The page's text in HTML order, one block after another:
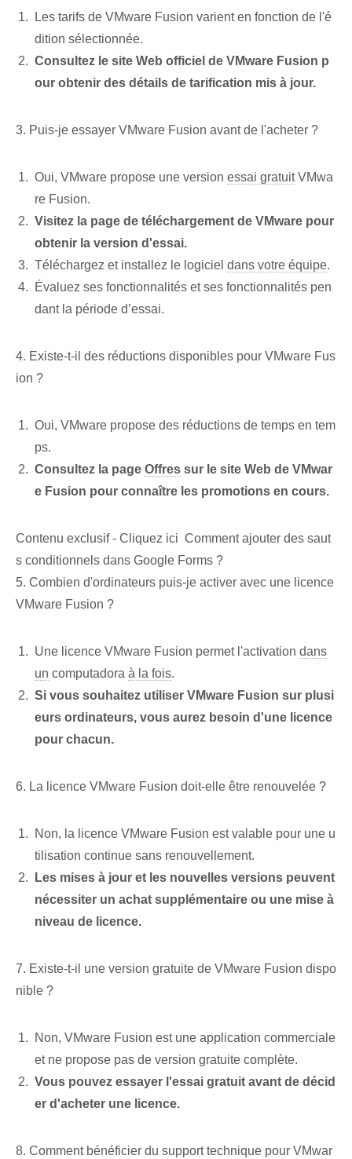
Les tarifs de VMware Fusion varient en fonction de l'é
dition sélectionnée.
Consultez le site Web officiel de VMware Fusion p
our obtenir des détails de tarification mis à jour.
3. Puis-je essayer VMware Fusion avant de l'acheter ?
Oui, VMware propose une version essai gratuitVMwa
re Fusion.
Visitez la page de téléchargement de VMware pour
obtenir la version d'essai.
Téléchargez et installez le logiciel dans votre équipe.
Évaluez ses fonctionnalités et ses fonctionnalités pen
dant la période d’essai.
4. Existe-t-il des réductions disponibles pour VMware Fus
ion ?
Oui, VMware propose des réductions de temps en tem
ps.
Consultez la page Offres sur le site Web de VMwar
e Fusion pour connaître les promotions en cours.
Contenu exclusif - Cliquez ici Comment ajouter des saut
s conditionnels dans Google Forms ?
5. Combien d'ordinateurs puis-je activer avec une licence
VMware Fusion ?
Une licence VMware Fusion permet l'activation dans
un computadora à la fois.
Si vous souhaitez utiliser VMware Fusion sur plusi
eurs ordinateurs, vous aurez besoin d'une licence
pour chacun.
6. La licence VMware Fusion doit-elle être renouvelée ?
Non, la licence VMware Fusion est valable pour une u
tilisation continue sans renouvellement.
Les mises à jour et les nouvelles versions peuvent
nécessiter un achat supplémentaire ou une mise à
niveau de licence.
7. Existe-t-il une version gratuite de VMware Fusion dispo
nible ?
Non, VMware Fusion est une application commerciale
et ne propose pas de version gratuite complète.
Vous pouvez essayer l'essai gratuit avant de décid
er d'acheter une licence.
8. Comment bénéficier du support technique pour VMwar